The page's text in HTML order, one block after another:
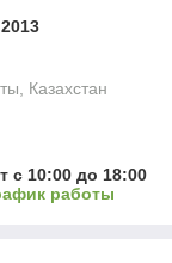
Казахстан
с 10:00 до 18:00
работы